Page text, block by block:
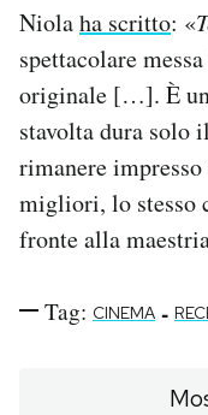
Niolaha scritto: «
spettacolare
originale […]. È un
stavolta dura solo
rimanere
migliori, lo stesso
fronte alla
Tag: CINEMA -